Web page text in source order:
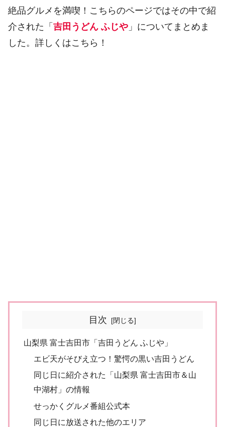
絶品グルメを満喫！こちらのページではその中で紹
介された「 吉田うどん ふじや 」についてまとめま
した。詳しくはこちら！
目次
山梨県 富士吉田市「吉田うどん ふじや」
エビ天がそびえ立つ！驚愕の黒い吉田うどん
同じ日に紹介された「山梨県 富士吉田市＆山
中湖村」の情報
せっかくグルメ番組公式本
同じ日に放送された他のエリア